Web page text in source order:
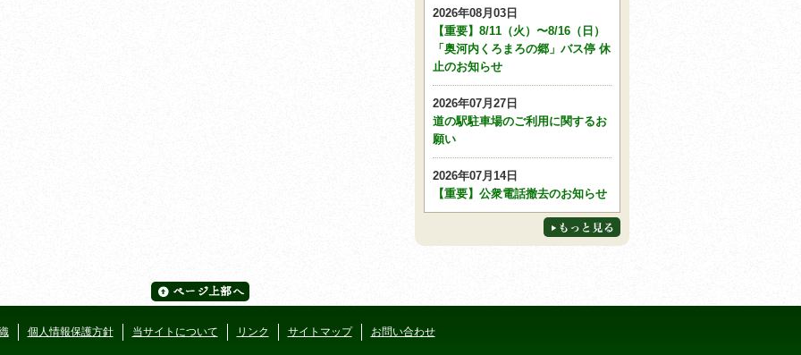
2026年08月03日
【重要】8/11（火）〜8/16（日）
「奥河内くろまろの郷」バス停 休
止のお知らせ
2026年07月27日
道の駅駐車場のご利用に関するお
願い
2026年07月14日
【重要】公衆電話撤去のお知らせ
個人情報保護方針 当サイトについて リンク サイトマップ お問い合わせ